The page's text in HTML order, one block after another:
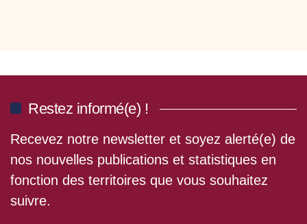
Restez informé(e) !
Recevez notre newsletter et soyez alerté(e) de
nos nouvelles publications et statistiques en
fonction des territoires que vous souhaitez
suivre.